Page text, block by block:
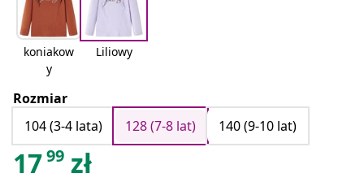
koniakow
y
Liliowy
Rozmiar
104 (3-4 lata)
128 (7-8 lat) 140 (9-10 lat)
1799 zł